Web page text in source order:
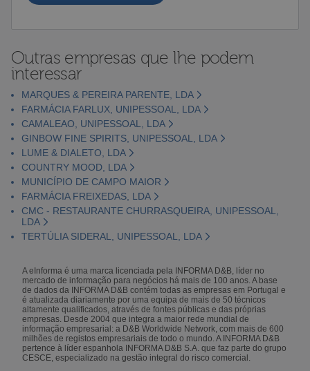
Outras empresas que lhe podem
interessar
MARQUES & PEREIRA PARENTE, LDA
FARMÁCIA FARLUX, UNIPESSOAL, LDA
CAMALEAO, UNIPESSOAL, LDA
GINBOW FINE SPIRITS, UNIPESSOAL, LDA
LUME & DIALETO, LDA
COUNTRY MOOD, LDA
MUNICÍPIO DE CAMPO MAIOR
FARMÁCIA FREIXEDAS, LDA
CMC - RESTAURANTE CHURRASQUEIRA, UNIPESSOAL,
LDA
TERTÚLIA SIDERAL, UNIPESSOAL, LDA
A eInforma é uma marca licenciada pela INFORMA D&B, líder no
mercado de informação para negócios há mais de 100 anos. A base
de dados da INFORMA D&B contém todas as empresas em Portugal e
é atualizada diariamente por uma equipa de mais de 50 técnicos
altamente qualificados, através de fontes públicas e das próprias
empresas. Desde 2004 que integra a maior rede mundial de
informação empresarial: a D&B Worldwide Network, com mais de 600
milhões de registos empresariais de todo o mundo. A INFORMA D&B
pertence à líder espanhola INFORMA D&B S.A. que faz parte do grupo
CESCE, especializado na gestão integral do risco comercial.